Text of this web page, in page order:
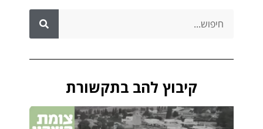
קיבוץ להב בתקשורת